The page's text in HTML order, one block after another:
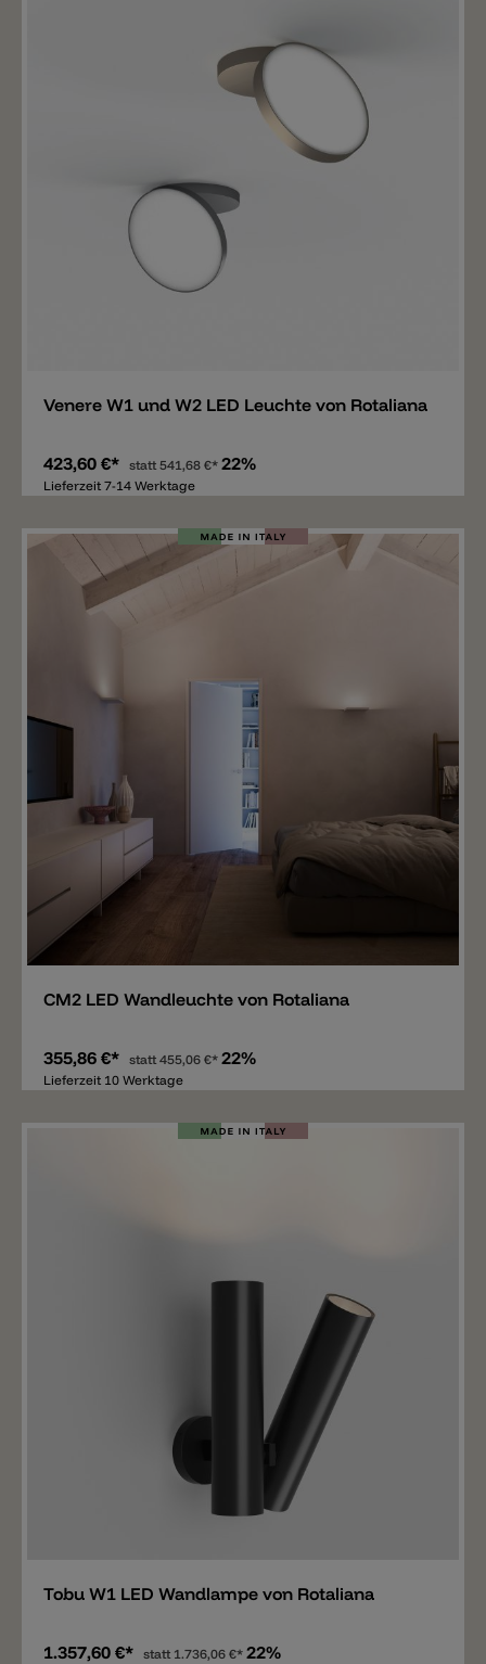
Venere W1 und W2 LED Leuchte von Rotaliana
423,60 €* statt541,68 €* 22%
Lieferzeit 7-14 Werktage
Merken
CM2 LED Wandleuchte von Rotaliana
355,86 €* statt455,06 €* 22%
Lieferzeit 10 Werktage
Tobu W1 LED Wandlampe von Rotaliana
1.357,60 €* statt 1.736,06 €* 22%